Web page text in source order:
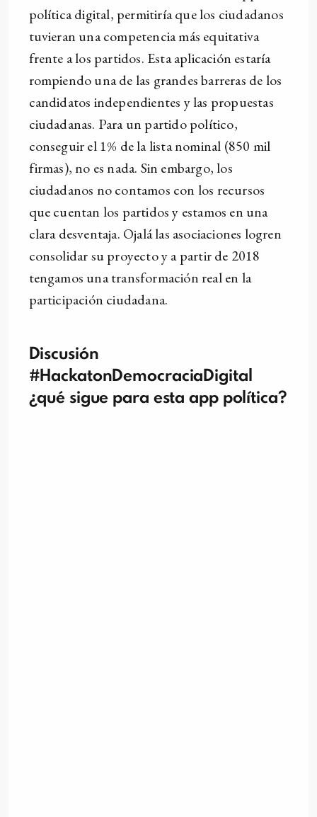
política digital, permitiría que los ciudadanos
tuvieran una competencia más equitativa
frente a los partidos. Esta aplicación estaría
rompiendo una de las grandes barreras de los
candidatos independientes y las propuestas
ciudadanas. Para un partido político,
conseguir el 1% de la lista nominal (850 mil
firmas), no es nada. Sin embargo, los
ciudadanos no contamos con los recursos
que cuentan los partidos y estamos en una
clara desventaja. Ojalá las asociaciones logren
consolidar su proyecto y a partir de 2018
tengamos una transformación real en la
participación ciudadana.
Discusión
#HackatonDemocraciaDigital
¿qué sigue para esta app política?